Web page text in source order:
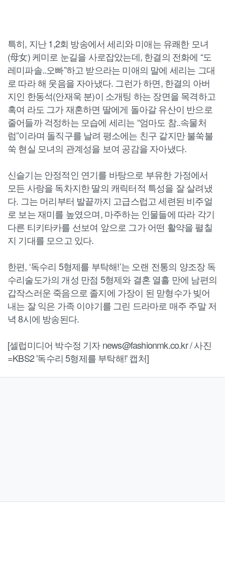
특히, 지난 1,2회 방송에서 세리와 미애는 유쾌한 모녀
(母女) 케미로 눈길을 사로잡았는데, 한결의 전화에 “도
레미파솔..오빠”하고 받으라는 미애의 말에 세리는 그대
로 따라 해 웃음을 자아냈다. 그런가 하면, 한결의 아버
지인 한동석(안재욱 분)이 소개팅 하는 장면을 목격하고
혹여 라도 그가 재혼하면 딸에게 돌아갈 유산이 반으로
줄어들까 걱정하는 모습에 세리는 “엄마도 참..속물처
럼”이라며 돌직구를 날려 평소에는 친구 같지만 불쑥불
쑥 현실 모녀의 관계성을 보여 공감을 자아냈다.
신슬기는 안정적인 연기를 바탕으로 부유한 가정에서
모든 사랑을 독차지한 딸의 캐릭터적 특성을 잘 살려냈
다. 그는 머리부터 발끝까지 고급스럽고 세련된 비주얼
로 보는 재미를 높였으며, 마주하는 인물들에 따라 각기
다른 티키타카를 선보여 앞으로 그가 어떤 활약을 펼칠
지 기대를 모으고 있다.
한편, ‘독수리 5형제를 부탁해!’는 오랜 전통의 양조장 독
수리술도가의 개성 만점 5형제와 결혼 열흘 만에 남편의
갑작스러운 죽음으로 졸지에 가장이 된 맏형수가 빚어
내는 잘 익은 가족 이야기를 그린 드라마로 매주 주말 저
녁 8시에 방송된다.
[셀럽미디어 박수정 기자 news@fashionmk.co.kr / 사진
=KBS2 '독수리 5형제를 부탁해!' 캡처]